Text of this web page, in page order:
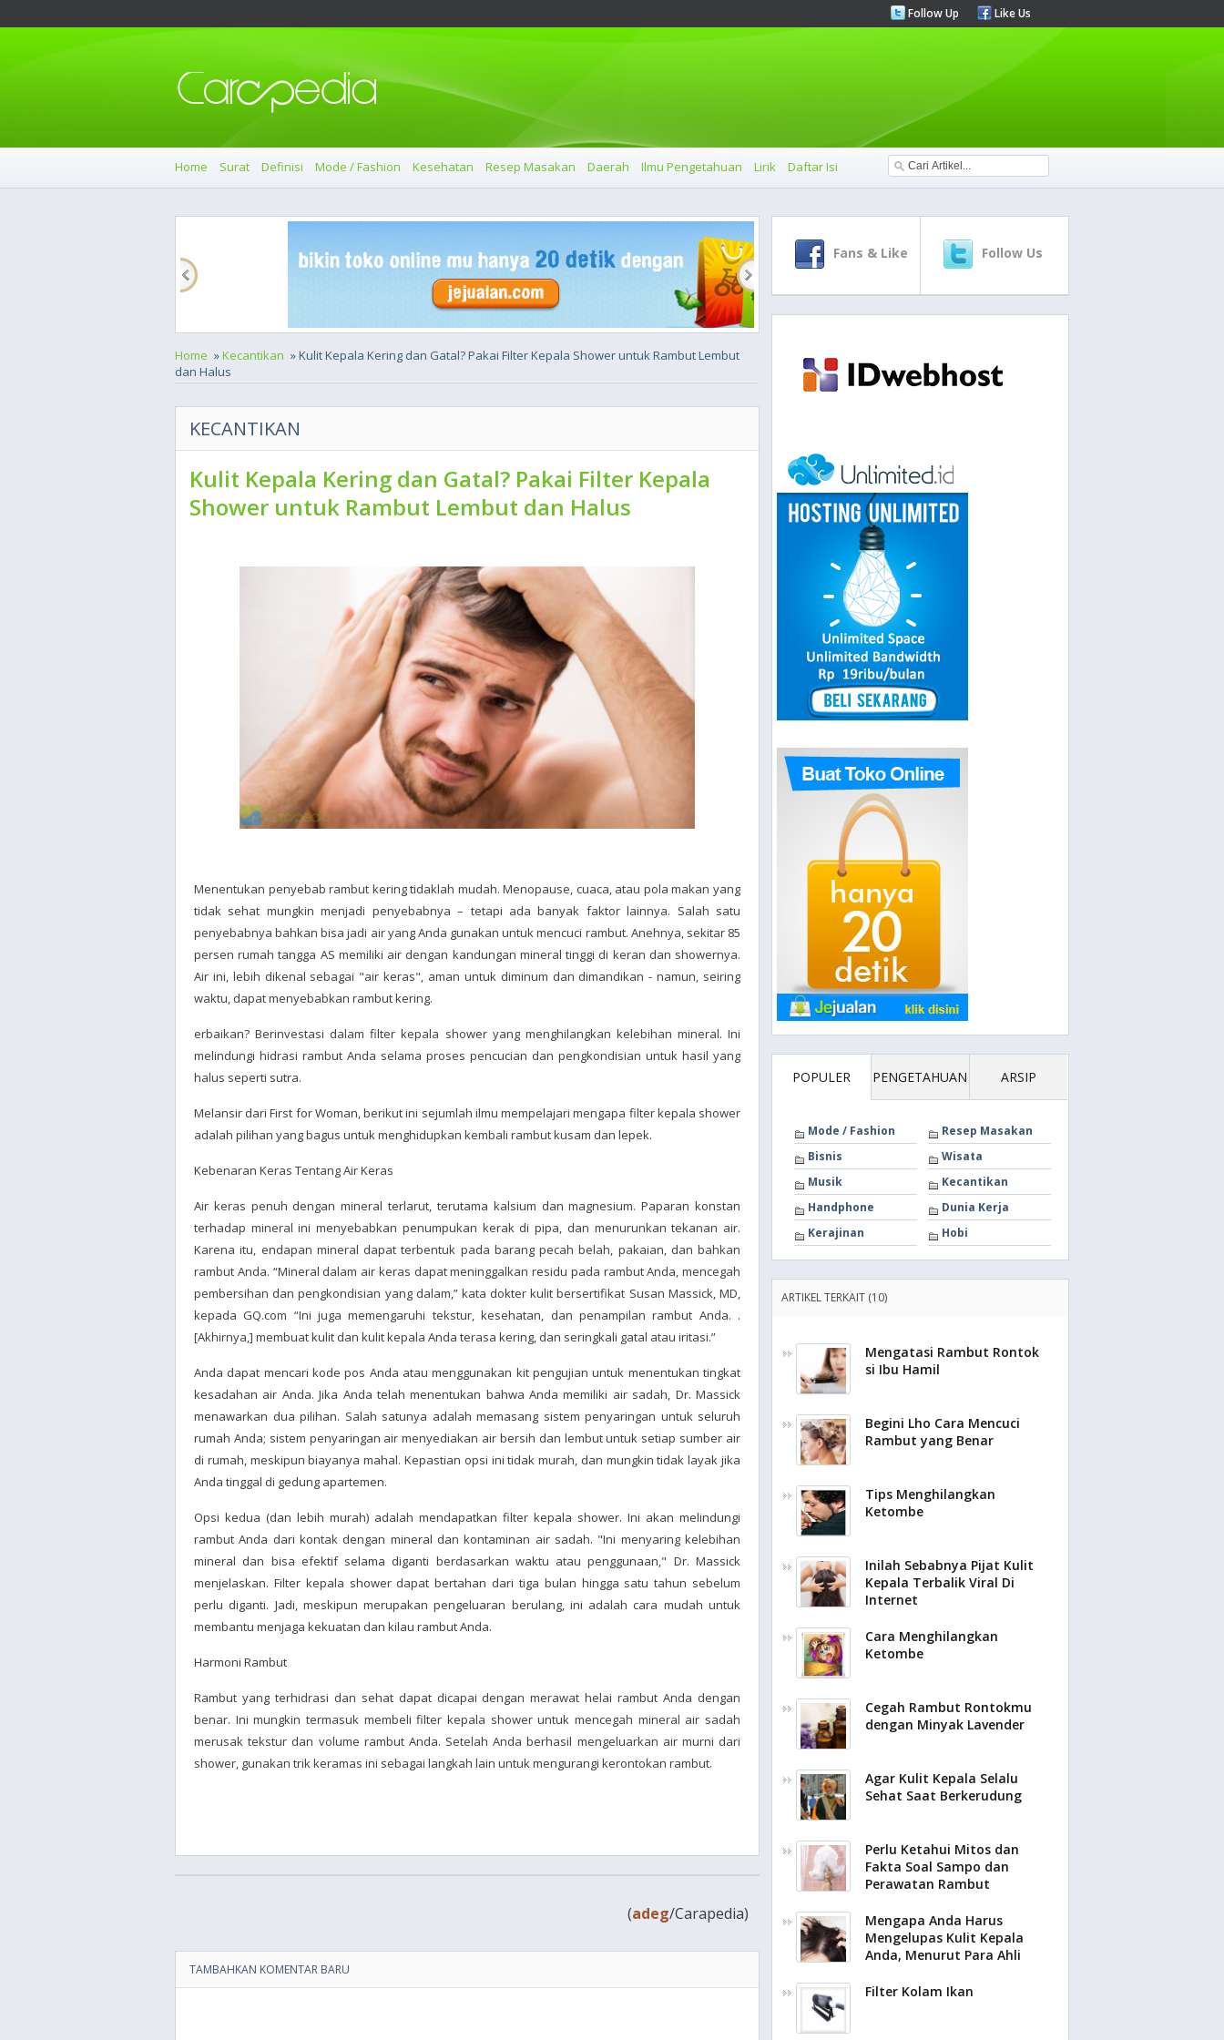
Follow Up Like Us
Home Surat Definisi Mode / Fashion Kesehatan Resep Masakan Daerah Ilmu Pengetahuan Lirik Daftar Isi
Home »Kecantikan » Kulit Kepala Kering dan Gatal? Pakai Filter Kepala Shower untuk Rambut Lembut
dan Halus
KECANTIKAN
Kulit Kepala Kering dan Gatal? Pakai Filter Kepala
Shower untuk Rambut Lembut dan Halus
Menentukan penyebab rambut kering tidaklah mudah. Menopause, cuaca, atau pola makan yang
tidak sehat mungkin menjadi penyebabnya – tetapi ada banyak faktor lainnya. Salah satu
penyebabnya bahkan bisa jadi air yang Anda gunakan untuk mencuci rambut. Anehnya, sekitar 85
persen rumah tangga AS memiliki air dengan kandungan mineral tinggi di keran dan showernya.
Air ini, lebih dikenal sebagai "air keras", aman untuk diminum dan dimandikan - namun, seiring
waktu, dapat menyebabkan rambut kering.
erbaikan? Berinvestasi dalam filter kepala shower yang menghilangkan kelebihan mineral. Ini
melindungi hidrasi rambut Anda selama proses pencucian dan pengkondisian untuk hasil yang
halus seperti sutra.
Melansir dari First for Woman, berikut ini sejumlah ilmu mempelajari mengapa filter kepala shower
adalah pilihan yang bagus untuk menghidupkan kembali rambut kusam dan lepek.
Kebenaran Keras Tentang Air Keras
Air keras penuh dengan mineral terlarut, terutama kalsium dan magnesium. Paparan konstan
terhadap mineral ini menyebabkan penumpukan kerak di pipa, dan menurunkan tekanan air.
Karena itu, endapan mineral dapat terbentuk pada barang pecah belah, pakaian, dan bahkan
rambut Anda. “Mineral dalam air keras dapat meninggalkan residu pada rambut Anda, mencegah
pembersihan dan pengkondisian yang dalam,” kata dokter kulit bersertifikat Susan Massick, MD,
kepada GQ.com “Ini juga memengaruhi tekstur, kesehatan, dan penampilan rambut Anda. .
[Akhirnya,] membuat kulit dan kulit kepala Anda terasa kering, dan seringkali gatal atau iritasi.”
Anda dapat mencari kode pos Anda atau menggunakan kit pengujian untuk menentukan tingkat
kesadahan air Anda. Jika Anda telah menentukan bahwa Anda memiliki air sadah, Dr. Massick
menawarkan dua pilihan. Salah satunya adalah memasang sistem penyaringan untuk seluruh
rumah Anda; sistem penyaringan air menyediakan air bersih dan lembut untuk setiap sumber air
di rumah, meskipun biayanya mahal. Kepastian opsi ini tidak murah, dan mungkin tidak layak jika
Anda tinggal di gedung apartemen.
Opsi kedua (dan lebih murah) adalah mendapatkan filter kepala shower. Ini akan melindungi
rambut Anda dari kontak dengan mineral dan kontaminan air sadah. "Ini menyaring kelebihan
mineral dan bisa efektif selama diganti berdasarkan waktu atau penggunaan," Dr. Massick
menjelaskan. Filter kepala shower dapat bertahan dari tiga bulan hingga satu tahun sebelum
perlu diganti. Jadi, meskipun merupakan pengeluaran berulang, ini adalah cara mudah untuk
membantu menjaga kekuatan dan kilau rambut Anda.
Harmoni Rambut
Rambut yang terhidrasi dan sehat dapat dicapai dengan merawat helai rambut Anda dengan
benar. Ini mungkin termasuk membeli filter kepala shower untuk mencegah mineral air sadah
merusak tekstur dan volume rambut Anda. Setelah Anda berhasil mengeluarkan air murni dari
shower, gunakan trik keramas ini sebagai langkah lain untuk mengurangi kerontokan rambut.
(adeg/Carapedia)
TAMBAHKAN KOMENTAR BARU
Fans & Like Follow Us
POPULER PENGETAHUAN ARSIP
Mode / Fashion
Resep Masakan
Bisnis
Wisata
Musik
Kecantikan
Handphone
Dunia Kerja
Kerajinan
Hobi
ARTIKEL TERKAIT (10)
Mengatasi Rambut Rontok
si Ibu Hamil
Begini Lho Cara Mencuci
Rambut yang Benar
Tips Menghilangkan
Ketombe
Inilah Sebabnya Pijat Kulit
Kepala Terbalik Viral Di
Internet
Cara Menghilangkan
Ketombe
Cegah Rambut Rontokmu
dengan Minyak Lavender
Agar Kulit Kepala Selalu
Sehat Saat Berkerudung
Perlu Ketahui Mitos dan
Fakta Soal Sampo dan
Perawatan Rambut
Mengapa Anda Harus
Mengelupas Kulit Kepala
Anda, Menurut Para Ahli
Filter Kolam Ikan